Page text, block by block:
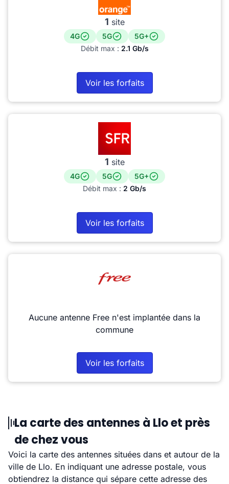
1 site
4G 5G
5G+
Débit max : 2.1 Gb/s
Voir les forfaits
1 site
4G 5G
5G+
Débit max : 2 Gb/s
Voir les forfaits
Aucune antenne Free n'est implantée dans la
commune
Voir les forfaits
La carte des antennes à Llo et près
de chez vous
Voici la carte des antennes situées dans et autour de la
ville de Llo. En indiquant une adresse postale, vous
obtiendrez la distance qui sépare cette adresse des